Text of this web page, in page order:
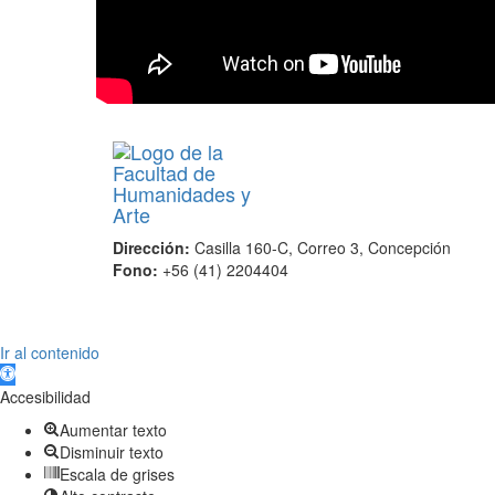
Dirección: Casilla 160-C, Correo 3, Concepción
Fono: +56 (41) 2204404
Scroll
Up
Ir al contenido
Abrir barra de herramientas
Accesibilidad
Aumentar texto
Disminuir texto
Escala de grises